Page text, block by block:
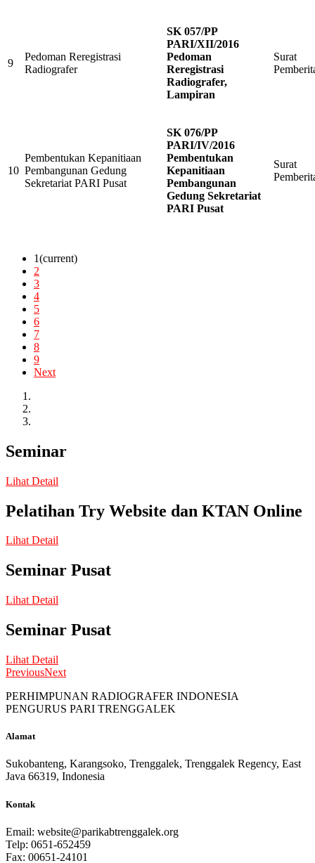
9
Pedoman Reregistrasi
Radiografer
SK 057/PP
PARI/XII/2016
Pedoman
Reregistrasi
Radiografer,
Lampiran
Surat
10
Pembentukan Kepanitiaan
Pembangunan Gedung
Sekretariat PARI Pusat
SK 076/PP
PARI/IV/2016
Pembentukan
Kepanitiaan
Pembangunan
Gedung Sekretariat
PARI Pusat
Surat
1(current)
2
3
4
5
6
7
8
9
Next
Seminar
Lihat Detail
Pelatihan Try Website dan KTAN Online
Lihat Detail
Seminar Pusat
Lihat Detail
Seminar Pusat
Lihat Detail
PreviousNext
PERHIMPUNAN RADIOGRAFER INDONESIA
PENGURUS PARI TRENGGALEK
Alamat
Sukobanteng, Karangsoko, Trenggalek, Trenggalek Regency, East
Java 66319, Indonesia
Kontak
Email: website@parikabtrenggalek.org
Telp: 0651-652459
Fax: 00651-24101